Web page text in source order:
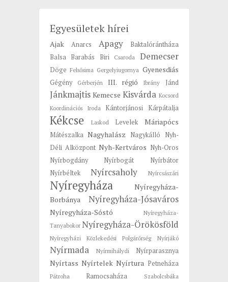
Egyesületek hírei
Ajak Anarcs Apagy
Baktalórántháza
Balsa
Barabás Biri Csaroda Demecser
Döge Felsősima Gergelyiugornya Gyenesdiás
Gégény Gérberjén III. régió Ibrány Jánd
Jánkmajtis Kemecse Kisvárda Kocsord
Koordinációs Iroda
Kántorjánosi Kárpátalja
Kékcse Laskod Levelek Máriapócs
Mátészalka Nagyhalász Nagykálló
Nyh-
Déli Alközpont Nyh-Kertváros Nyh-Oros
Nyírbogdány
Nyírbogát
Nyírbátor
Nyírbéltek
Nyírcsaholy Nyírcsászári
Nyíregyháza
Nyíregyháza-
Borbánya
Nyíregyháza-Jósaváros
Nyíregyháza-Sóstó
Nyíregyháza-
Tanyabokor Nyíregyháza-Örökösföld
Nyíregyházi Közlekedési Polgárőrség Nyírjákó
Nyírmada Nyírmihálydi Nyírparasznya
Nyírtass Nyírtelek Nyírtura Petneháza
Pátroha Ramocsaháza Szabolcsbáka